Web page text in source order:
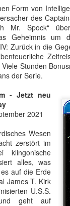
Form von
des
Mr. Spock“
Geheimnis um
Zurück in die
Stunden
der Serie.
- Jetzt neu
2021
Wesen
zerstört im
klingonische
alles, was
auf die Erde
James T. Kirk
U.S.S.
geht auf
aus
ebnete
wird als Cyborg
Menschheit im